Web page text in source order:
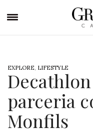
EXPLORE, LIFESTYLE
parceria
Monfils